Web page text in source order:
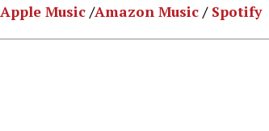
Apple Music/Amazon Music/ Spotify